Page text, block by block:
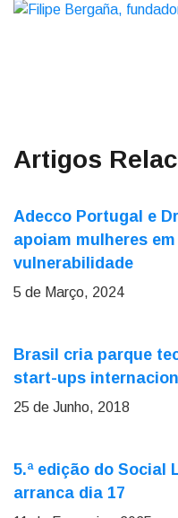
Artigos
Adecco Portugal e
apoiam mulheres
vulnerabilidade
5 de Março, 2024
Brasil cria parque
start-ups
25 de Junho, 2018
5.ª edição do Social
arranca dia 17